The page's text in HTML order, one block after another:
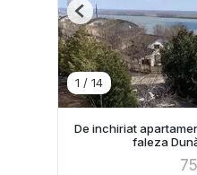
1 / 14
Previous
De inchiriat
faleza